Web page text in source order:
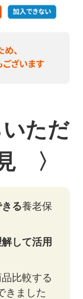
ただ
〉
る養老保
して活用
比較する
きました